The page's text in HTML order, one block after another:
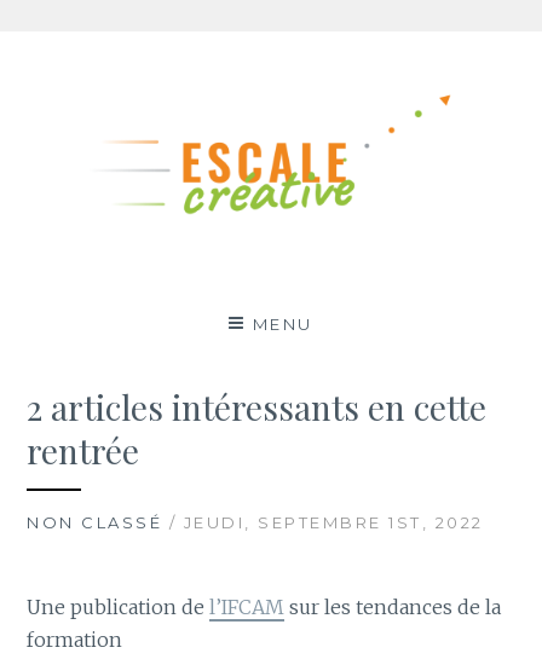
MENU
2 articles intéressants en cette
rentrée
NON CLASSÉ / JEUDI, SEPTEMBRE 1ST, 2022
Une publication del’IFCAM sur les tendances de la
formation